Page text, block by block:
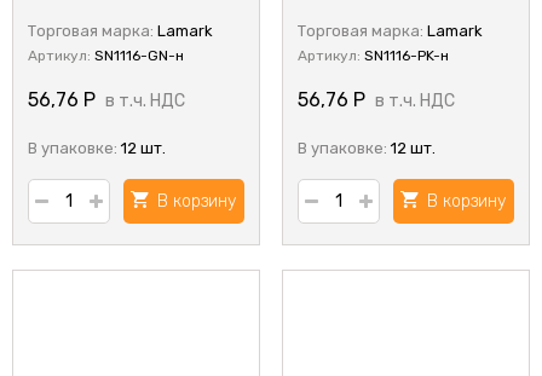
Торговая марка: Lamark
Артикул: SN1116-GN-н
56,76 Р в т.ч. НДС
В упаковке: 12 шт.
В корзину
Торговая марка: Lamark
Артикул: SN1116-PK-н
56,76 Р в т.ч. НДС
В упаковке: 12 шт.
В корзину